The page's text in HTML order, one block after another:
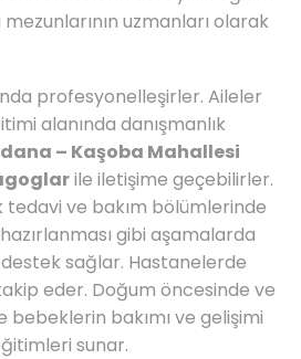
uzmanları olarak
profesyonelleşirler. Aileler
alanında danışmanlık
– Kaşoba Mahallesi
ile iletişime geçebilirler.
ve bakım bölümlerinde
gibi aşamalarda
sağlar. Hastanelerde
eder. Doğum öncesinde ve
bebeklerin bakımı ve gelişimi
sunar.